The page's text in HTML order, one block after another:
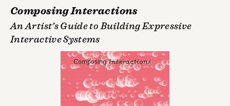
Composing Interactions
An Artist’s Guide to Building Expressive
Interactive Systems